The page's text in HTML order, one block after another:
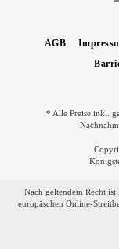
AGB
* Alle Preise inkl.
Nach geltendem Recht
europäschen Online-